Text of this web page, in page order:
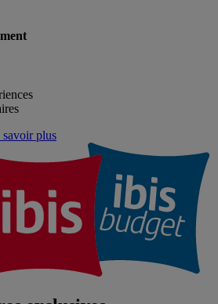
savoir plus